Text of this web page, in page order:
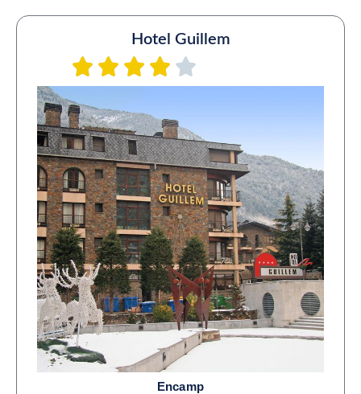
Hotel Guillem
Encamp